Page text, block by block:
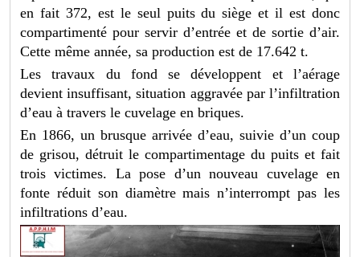
en fait 372, est le seul puits du siège et il est donc
compartimenté pour servir d’entrée et de sortie d’air.
Cette même année, sa production est de 17.642 t.
Les travaux du fond se développent et l’aérage
devient insuffisant, situation aggravée par l’infiltration
d’eau à travers le cuvelage en briques.
En 1866, un brusque arrivée d’eau, suivie d’un coup
de grisou, détruit le compartimentage du puits et fait
trois victimes. La pose d’un nouveau cuvelage en
fonte réduit son diamètre mais n’interrompt pas les
infiltrations d’eau.